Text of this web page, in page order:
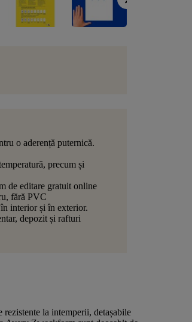
o aderență puternică.
precum și
de editare gratuit online
fără PVC
interior și în exterior.
depozit și rafturi
la intemperii, detașabile